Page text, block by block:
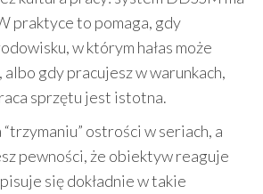
praktyce to pomaga, gdy
w którym hałas może
albo gdy pracujesz w warunkach,
sprzętu jest istotna.
ostrości w seriach, a
pewności, że obiektyw reaguje
się dokładnie w takie